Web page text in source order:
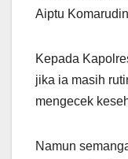
Aiptu
Kepada
jika ia masih
mengecek
Namun